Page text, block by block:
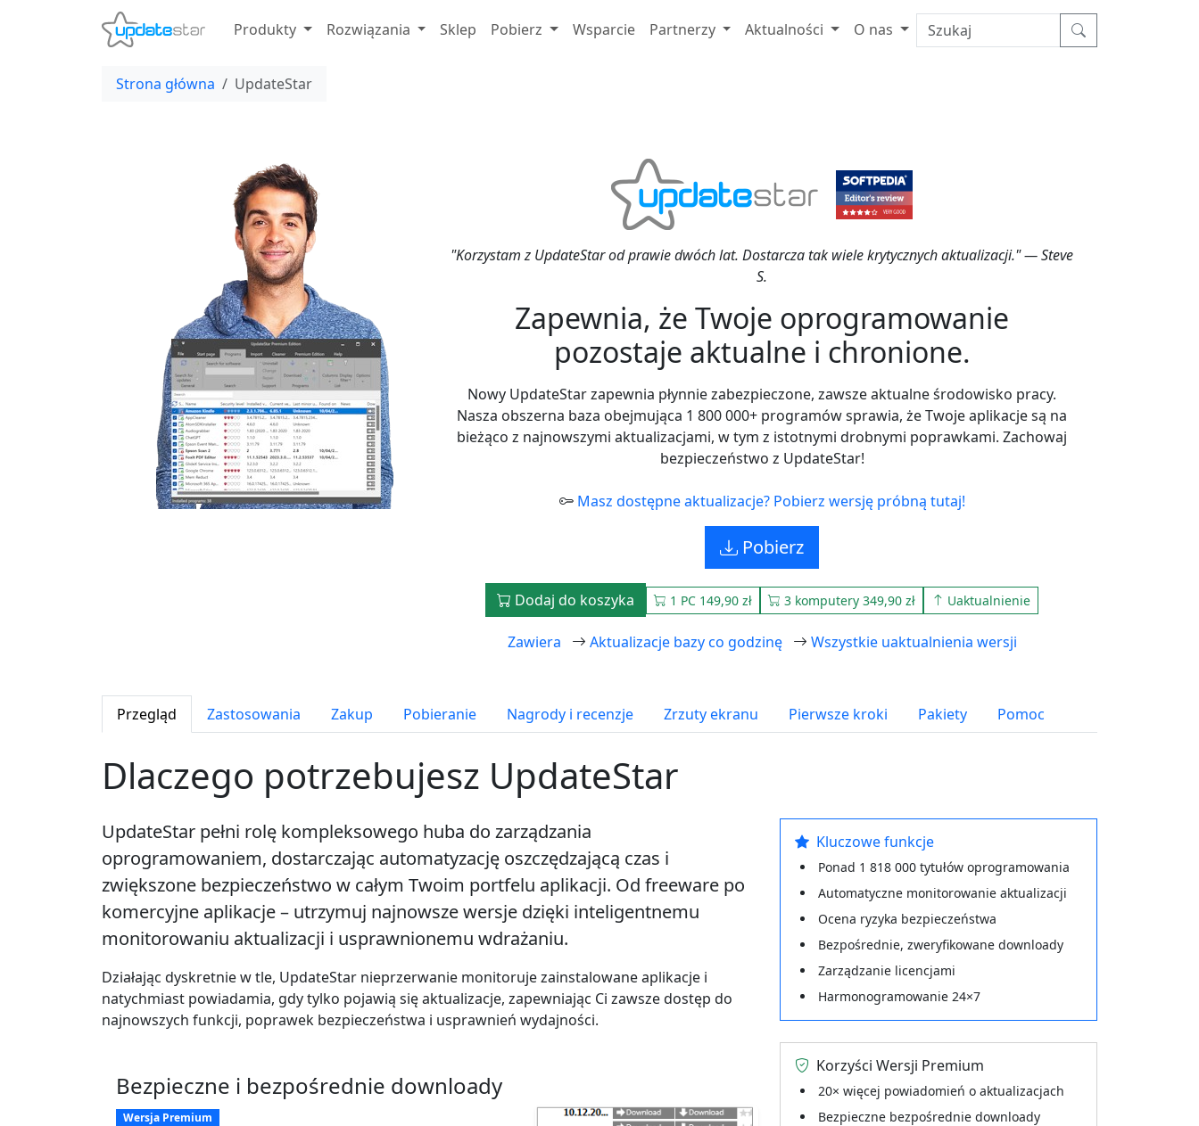
Produkty Rozwiązania Sklep Pobierz Wsparcie Partnerzy Aktualności O nas
Strona główna UpdateStar
"Korzystam z UpdateStar od prawie dwóch lat. Dostarcza tak wiele krytycznych aktualizacji." — Steve
S.
Zapewnia, że Twoje oprogramowanie
pozostaje aktualne i chronione.
Nowy UpdateStar zapewnia płynnie zabezpieczone, zawsze aktualne środowisko pracy.
Nasza obszerna baza obejmująca 1 800 000+ programów sprawia, że Twoje aplikacje są na
bieżąco z najnowszymi aktualizacjami, w tym z istotnymi drobnymi poprawkami. Zachowaj
bezpieczeństwo z UpdateStar!
Masz dostępne aktualizacje? Pobierz wersję próbną tutaj!
Pobierz
Dodaj do koszyka 1 PC 149,90 zł 3 komputery 349,90 zł Uaktualnienie
Zawiera Aktualizacje bazy co godzinę Wszystkie uaktualnienia wersji
Przegląd Zastosowania Zakup Pobieranie Nagrody i recenzje Zrzuty ekranu Pierwsze kroki Pakiety Pomoc
Dlaczego potrzebujesz UpdateStar
UpdateStar pełni rolę kompleksowego huba do zarządzania
oprogramowaniem, dostarczając automatyzację oszczędzającą czas i
zwiększone bezpieczeństwo w całym Twoim portfelu aplikacji. Od freeware po
komercyjne aplikacje – utrzymuj najnowsze wersje dzięki inteligentnemu
monitorowaniu aktualizacji i usprawnionemu wdrażaniu.
Działając dyskretnie w tle, UpdateStar nieprzerwanie monitoruje zainstalowane aplikacje i
natychmiast powiadamia, gdy tylko pojawią się aktualizacje, zapewniając Ci zawsze dostęp do
najnowszych funkcji, poprawek bezpieczeństwa i usprawnień wydajności.
Bezpieczne i bezpośrednie downloady
Wersja Premium
Kluczowe funkcje
Ponad 1 818 000 tytułów oprogramowania
Automatyczne monitorowanie aktualizacji
Ocena ryzyka bezpieczeństwa
Bezpośrednie, zweryfikowane downloady
Zarządzanie licencjami
Harmonogramowanie 24×7
Korzyści Wersji Premium
20× więcej powiadomień o aktualizacjach
Bezpieczne bezpośrednie downloady